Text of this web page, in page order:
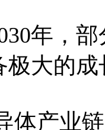
年，
极大的
体产业